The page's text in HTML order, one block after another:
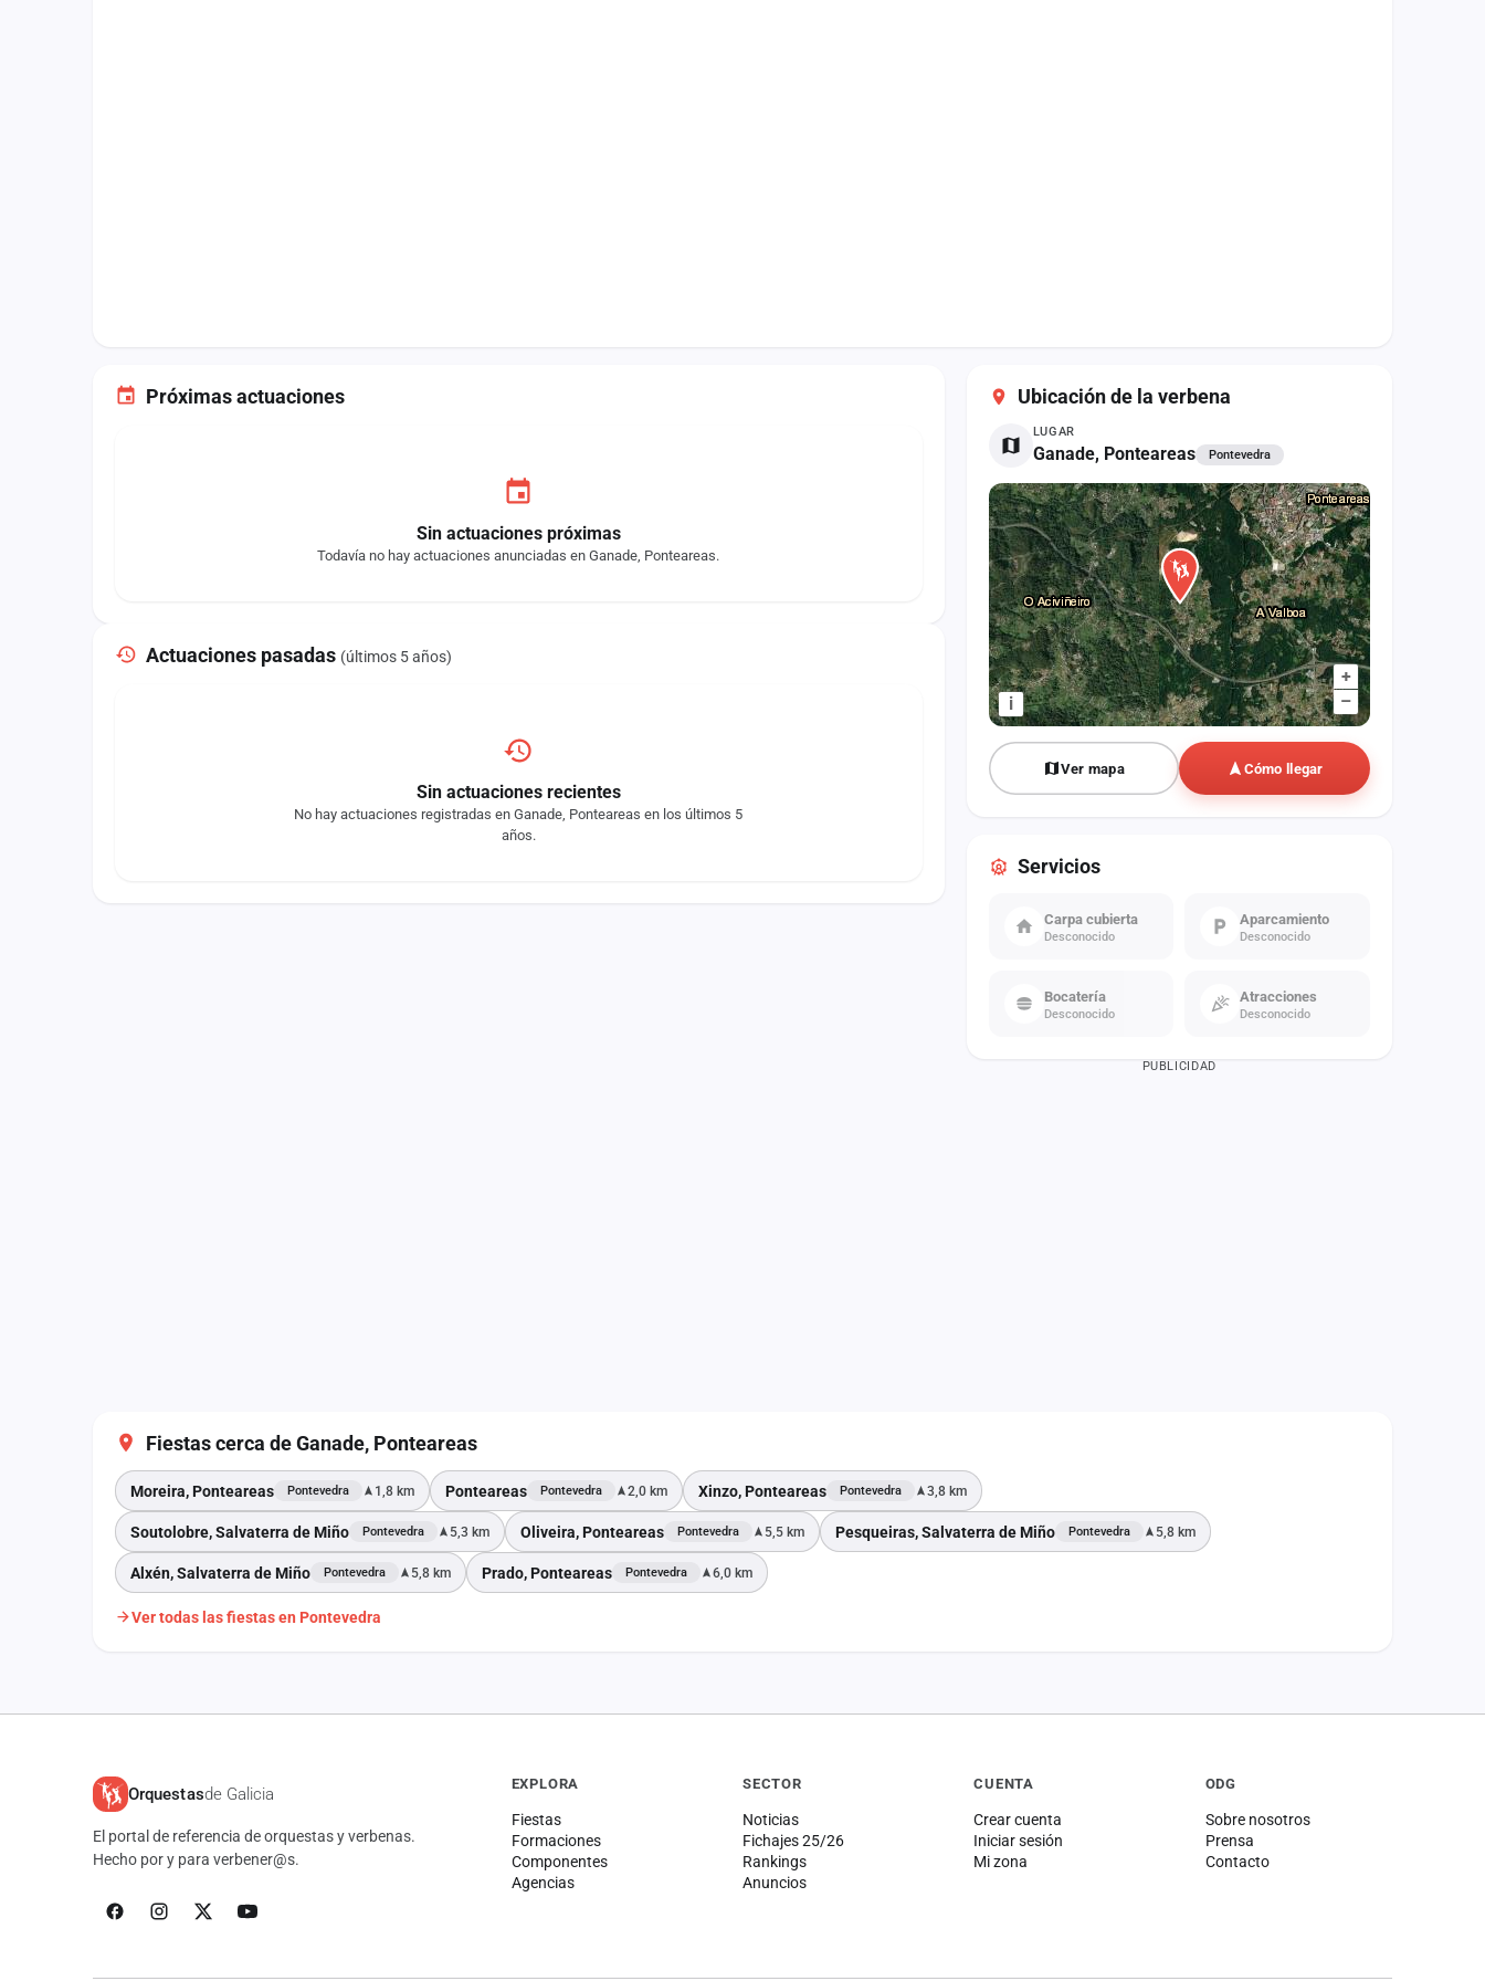
Próximas actuaciones
Sin actuaciones próximas
Todavía no hay actuaciones anunciadas en Ganade, Ponteareas.
Actuaciones pasadas (últimos 5 años)
Sin actuaciones recientes
No hay actuaciones registradas en Ganade, Ponteareas en los últimos 5
años.
Ubicación de la verbena
LUGAR
Ganade, Ponteareas Pontevedra
+
–
i
Ver mapa Cómo llegar
Servicios
Carpa cubierta
Desconocido
Aparcamiento
Desconocido
Bocatería
Desconocido
Atracciones
Desconocido
PUBLICIDAD
Fiestas cerca de Ganade, Ponteareas
Moreira, Ponteareas Pontevedra 1,8 km Ponteareas Pontevedra 2,0 km Xinzo, Ponteareas Pontevedra 3,8 km
Soutolobre, Salvaterra de Miño Pontevedra 5,3 km Oliveira, Ponteareas Pontevedra 5,5 km Pesqueiras, Salvaterra de Miño Pontevedra 5,8 km
Alxén, Salvaterra de Miño Pontevedra 5,8 km Prado, Ponteareas Pontevedra 6,0 km
Ver todas las fiestas en Pontevedra
Orquestasde Galicia
El portal de referencia de orquestas y verbenas.
Hecho por y para verbener@s.
EXPLORA
Fiestas
Formaciones
Componentes
Agencias
SECTOR
Noticias
Fichajes 25/26
Rankings
Anuncios
CUENTA
Crear cuenta
Iniciar sesión
Mi zona
ODG
Sobre nosotros
Prensa
Contacto